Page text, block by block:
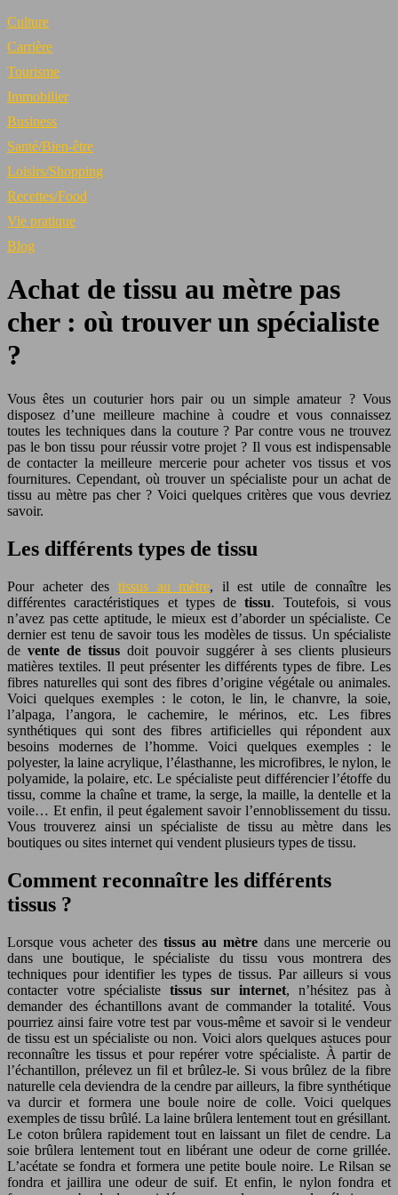
Culture
Carrière
Tourisme
Immobilier
Business
Santé/Bien-être
Loisirs/Shopping
Recettes/Food
Vie pratique
Blog
Achat de tissu au mètre pas
cher : où trouver un spécialiste
?
Vous êtes un couturier hors pair ou un simple amateur ? Vous
disposez d’une meilleure machine à coudre et vous connaissez
toutes les techniques dans la couture ? Par contre vous ne trouvez
pas le bon tissu pour réussir votre projet ? Il vous est indispensable
de contacter la meilleure mercerie pour acheter vos tissus et vos
fournitures. Cependant, où trouver un spécialiste pour un achat de
tissu au mètre pas cher ? Voici quelques critères que vous devriez
savoir.
Les différents types de tissu
Pour acheter des tissus au mètre, il est utile de connaître les
différentes caractéristiques et types detissu. Toutefois, si vous
n’avez pas cette aptitude, le mieux est d’aborder un spécialiste. Ce
dernier est tenu de savoir tous les modèles de tissus. Un spécialiste
de vente de tissus doit pouvoir suggérer à ses clients plusieurs
matières textiles. Il peut présenter les différents types de fibre. Les
fibres naturelles qui sont des fibres d’origine végétale ou animales.
Voici quelques exemples : le coton, le lin, le chanvre, la soie,
l’alpaga, l’angora, le cachemire, le mérinos, etc. Les fibres
synthétiques qui sont des fibres artificielles qui répondent aux
besoins modernes de l’homme. Voici quelques exemples : le
polyester, la laine acrylique, l’élasthanne, les microfibres, le nylon, le
polyamide, la polaire, etc. Le spécialiste peut différencier l’étoffe du
tissu, comme la chaîne et trame, la serge, la maille, la dentelle et la
voile… Et enfin, il peut également savoir l’ennoblissement du tissu.
Vous trouverez ainsi un spécialiste de tissu au mètre dans les
boutiques ou sites internet qui vendent plusieurs types de tissu.
Comment reconnaître les différents
tissus ?
Lorsque vous acheter des tissus au mètre dans une mercerie ou
dans une boutique, le spécialiste du tissu vous montrera des
techniques pour identifier les types de tissus. Par ailleurs si vous
contacter votre spécialiste tissus sur internet, n’hésitez pas à
demander des échantillons avant de commander la totalité. Vous
pourriez ainsi faire votre test par vous-même et savoir si le vendeur
de tissu est un spécialiste ou non. Voici alors quelques astuces pour
reconnaître les tissus et pour repérer votre spécialiste. À partir de
l’échantillon, prélevez un fil et brûlez-le. Si vous brûlez de la fibre
naturelle cela deviendra de la cendre par ailleurs, la fibre synthétique
va durcir et formera une boule noire de colle. Voici quelques
exemples de tissu brûlé. La laine brûlera lentement tout en grésillant.
Le coton brûlera rapidement tout en laissant un filet de cendre. La
soie brûlera lentement tout en libérant une odeur de corne grillée.
L’acétate se fondra et formera une petite boule noire. Le Rilsan se
fondra et jaillira une odeur de suif. Et enfin, le nylon fondra et